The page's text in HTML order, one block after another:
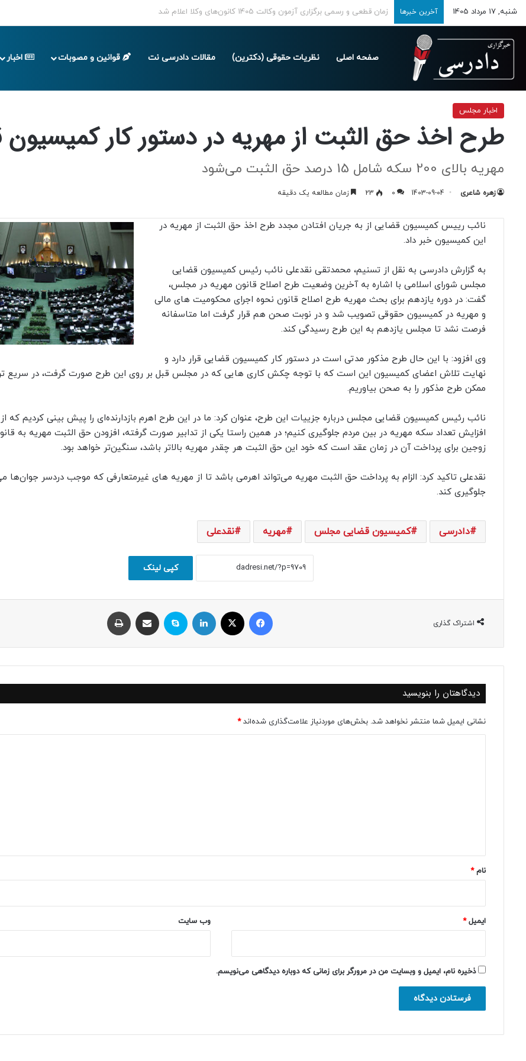
شنبه, 17 مرداد 1405 آخرین خبرها تمدید مهلت ارسال اظهارنامه‌های مالیاتی تا پایان تابستان 1405
صفحه اصلی نظریات حقوقی (دکترین) مقالات دادرسی نت قوانین و مصوبات اخبار
اخبار مجلس
اخبار مجلس
طرح اخذ حق الثبت از مهریه در دستور کار
مهریه بالای 200 سکه شامل 15 درصد حق الثبت می‌شود
زهره شاعری 1403-09-04
0
23 زمان مطالعه یک دقیقه
نائب رییس کمیسیون قضایی از به جریان افتادن مجدد طرح اخذ حق الثبت از مهریه در
این کمیسیون خبر داد.
به گزارش دادرسی به نقل از تسنیم، محمدتقی نقدعلی نائب رئیس کمیسیون قضایی
مجلس شورای اسلامی با اشاره به آخرین وضعیت طرح اصلاح قانون مهریه در مجلس،
گفت: در دوره یازدهم برای بحث مهریه طرح اصلاح قانون نحوه اجرای محکومیت های مالی
و مهریه در کمیسیون حقوقی تصویب شد و در نوبت صحن هم قرار گرفت اما متاسفانه
فرصت نشد تا مجلس یازدهم به این طرح رسیدگی کند.
وی افزود: با این حال طرح مذکور مدتی است در دستور کار کمیسیون قضایی قرار دارد و
نهایت تلاش اعضای کمیسیون این است که با توجه چکش کاری هایی که در مجلس قبل بر روی این طرح صورت گرفت، در سریع
ممکن طرح مذکور را به صحن بیاوریم.
نائب رئیس‌ کمیسیون قضایی مجلس درباره جزییات این طرح، عنوان کرد: ما در این طرح اهرم بازدارنده‌ای را پیش بینی کردیم که
افزایش تعداد سکه مهریه در بین مردم جلوگیری کنیم؛ در همین راستا یکی از تدابیر صورت گرفته، افزودن حق الثبت مهریه به
زوجین برای پرداخت آن در زمان عقد است که خود این حق الثبت هر چقدر مهریه بالاتر باشد، سنگین‌تر خواهد بود.
نقدعلی تاکید کرد: الزام به پرداخت حق الثبت مهریه می‌تواند اهرمی باشد تا از مهریه های غیرمتعارفی که موجب دردسر جوان‌ها
جلوگیری کند.
دادرسی کمیسیون قضایی مجلس مهریه نقدعلی
کپی لینک
اشتراک گذاری
فیسبوک ایکس لینکداین اسکایپ اشتراک با ایمیل
دیدگاهتان را بنویسید
نشانی ایمیل شما منتشر نخواهد شد. بخش‌های موردنیاز علامت‌گذاری شده‌اند*
نام*
ایمیل* وب‌ سایت
ذخیره نام، ایمیل و وبسایت من در مرورگر برای زمانی که دوباره دیدگاهی می‌نویسم.